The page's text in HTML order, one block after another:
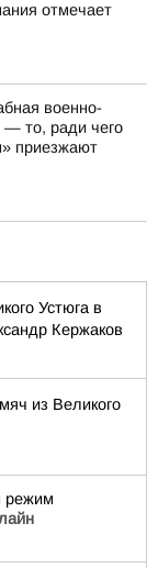
отмечает
военно-
— то, ради чего
приезжают
Устюга в
Кержаков
из Великого
режим